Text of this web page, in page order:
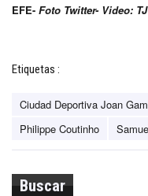
EFE- Foto Twitter- Video:
Etiquetas :
Ciudad Deportiva Joan
Philippe Coutinho
Buscar